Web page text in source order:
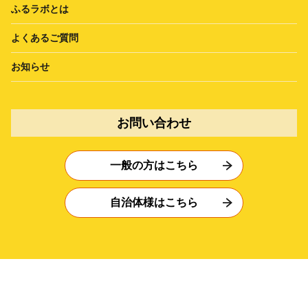
ふるラボとは
よくあるご質問
お知らせ
お問い合わせ
一般の方はこちら
自治体様はこちら